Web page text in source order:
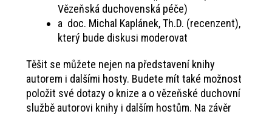
Vězeňská duchovenská péče)
a doc. Michal Kaplánek, Th.D. (recenzent),
který bude diskusi moderovat
Těšit se můžete nejen na představení knihy
autorem i dalšími hosty. Budete mít také možnost
položit své dotazy o knize a o vězeňské duchovní
službě autorovi knihy i dalším hostům. Na závěr